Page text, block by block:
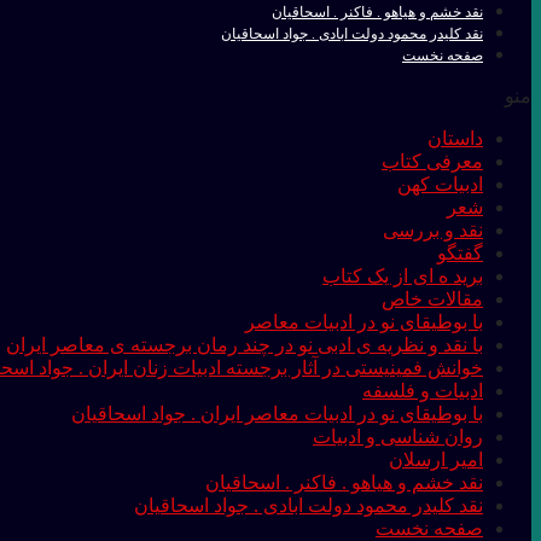
نقد خشم و هیاهو . فاکنر . اسحاقیان
نقد کلیدر محمود دولت ابادی . جواد اسحاقیان
صفحه نخست
منو
داستان
معرفی کتاب
ادبیات کهن
شعر
نقد و بررسی
گفتگو
برید ه ای از یک کتاب
مقالات خاص
با بوطیقای نو در ادبیات معاصر
با نقد و نظریه ی ادبی نو در چند رمان برجسته ی معاصر ایران
خوانش فمینیستی در آثار برجسته ادبیات زنان ایران . جواد
ادبیات و فلسفه
با بوطیقای نو در ادبیات معاصر ایران . جواد اسحاقیان
روان شناسی و ادبیات
امیر ارسلان
نقد خشم و هیاهو . فاکنر . اسحاقیان
نقد کلیدر محمود دولت ابادی . جواد اسحاقیان
صفحه نخست